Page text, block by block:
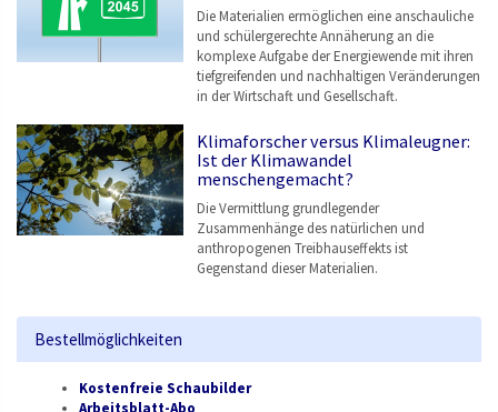
Die Materialien ermöglichen eine anschauliche
und schülergerechte Annäherung an die
komplexe Aufgabe der Energiewende mit ihren
tiefgreifenden und nachhaltigen Veränderungen
in der Wirtschaft und Gesellschaft.
Klimaforscher versus Klimaleugner:
Ist der Klimawandel
menschengemacht?
Die Vermittlung grundlegender
Zusammenhänge des natürlichen und
anthropogenen Treibhauseffekts ist
Gegenstand dieser Materialien.
Bestellmöglichkeiten
Kostenfreie Schaubilder